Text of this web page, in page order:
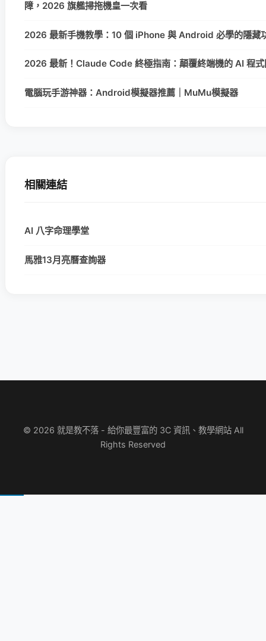
障，2026 旗艦掃拖機皇一次看
2026 最新手機教學：10 個 iPhone 與 Android 必學的隱藏
2026 最新！Claude Code 終極指南：顛覆終端機的 AI 程式
電腦玩手游神器：Android模擬器推薦｜MuMu模擬器
相關連結
AI 八字命理學堂
馬雅13月亮曆查詢器
© 2026 就是教不落 - 給你最豐富的 3C 資訊、教學網站 All
Rights Reserved